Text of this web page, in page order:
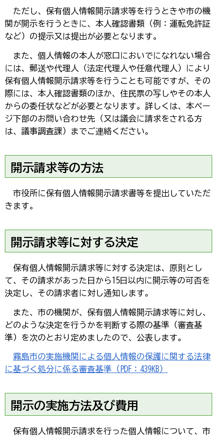
ただし、保有個人情報開示請求等を行うときや市の機
関が開示を行うときに、本人確認書類（例：運転免許証
など）の提示又は提出が必要となります。
また、個人情報の本人が窓口においでになれない場合
には、郵送や代理人（法定代理人や任意代理人）により
保有個人情報開示請求等を行うことも可能ですが、その
際には、本人確認書類のほか、住民票の写しやその本人
からの委任状などが必要となります。詳しくは、本ペー
ジ下部のお問い合わせ先（又は議会に請求をされる方
は、議事調査課）までご連絡ください。
開示請求等の方法
市役所に保有個人情報開示請求書等を提出していただ
きます。
開示請求等に対する決定
保有個人情報開示請求等に対する決定は、原則とし
て、その請求があった日から15日以内に開示等の可否を
決定し、その請求者に対し通知します。
また、市の機関が、保有個人情報開示請求等に対し、
どのような決定を行うかを判断する際の基準（審査基
準）を次のとおり定めましたので、公表します。
霧島市の実施機関による個人情報の保護に関する法律
に基づく処分に係る審査基準（PDF：439KB）
開示の実施方法及び費用
保有個人情報開示請求を行った個人情報について、市